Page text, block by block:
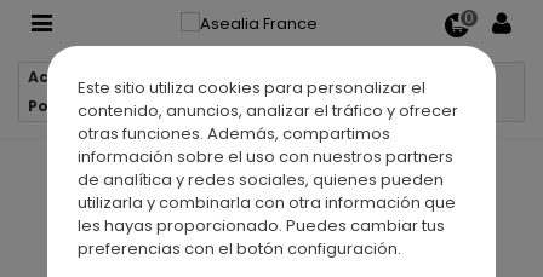
Este sitio utiliza cookies para personalizar el
contenido, anuncios, analizar el tráfico y ofrecer
otras funciones. Además, compartimos
información sobre el uso con nuestros partners
de analítica y redes sociales, quienes pueden
utilizarla y combinarla con otra información que
les hayas proporcionado. Puedes cambiar tus
preferencias con el botón configuración.
0
Accueil
Pommeau de douche mitigeur mécanique SION